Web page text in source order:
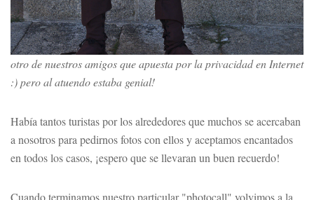
otro de nuestros amigos que apuesta por la privacidad en Internet
:) pero al atuendo estaba genial!
Había tantos turistas por los alrededores que muchos se acercaban
a nosotros para pedirnos fotos con ellos y aceptamos encantados
en todos los casos, ¡espero que se llevaran un buen recuerdo!
Cuando terminamos nuestro particular "photocall" volvimos a la